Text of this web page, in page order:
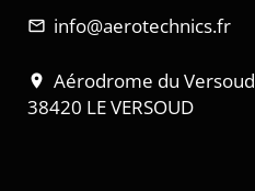
mail_outline info@aerotechnics.fr
location_on Aérodrome du Versoud
38420 LE VERSOUD